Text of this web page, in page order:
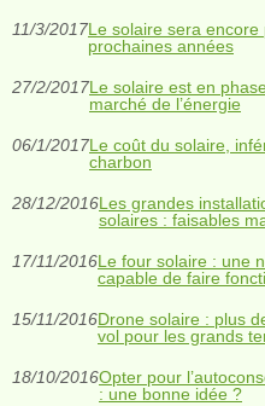
11/3/2017Le solaire sera
prochaines années
27/2/2017Le solaire est en
marché de l’énergie
06/1/2017Le coût du solaire,
charbon
28/12/2016Les grandes
solaires : faisables
17/11/2016Le four solaire : une
capable de faire
15/11/2016Drone solaire : plus
vol pour les grands
18/10/2016Opter pour
: une bonne idée ?